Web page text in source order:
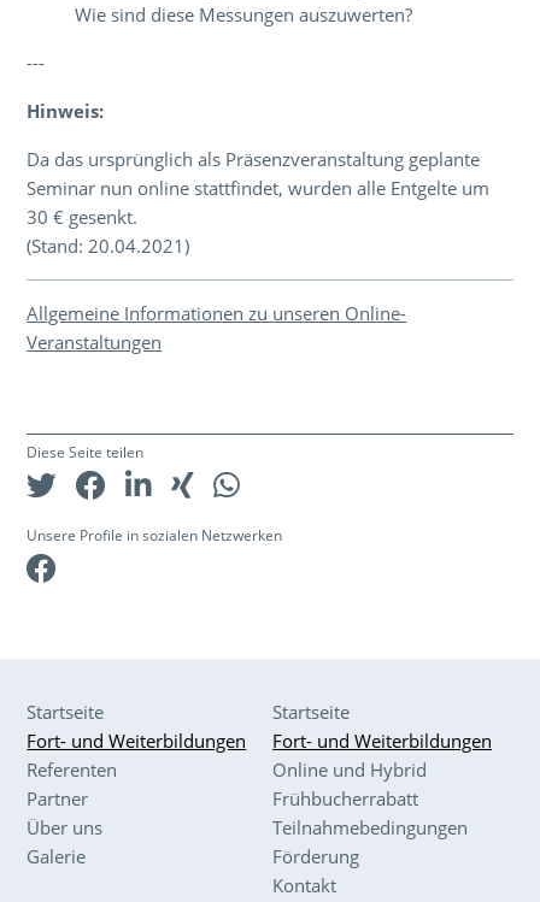
Wie sind diese Messungen auszuwerten?
---
Hinweis:
Da das ursprünglich als Präsenzveranstaltung geplante
Seminar nun online stattfindet, wurden alle Entgelte um
30 € gesenkt.
(Stand: 20.04.2021)
Allgemeine Informationen zu unseren Online-
Veranstaltungen
Diese Seite teilen
Unsere Profile in sozialen Netzwerken
Startseite
Fort- und Weiterbildungen
Referenten
Partner
Über uns
Galerie
Startseite
Fort- und Weiterbildungen
Online und Hybrid
Frühbucherrabatt
Teilnahmebedingungen
Förderung
Kontakt